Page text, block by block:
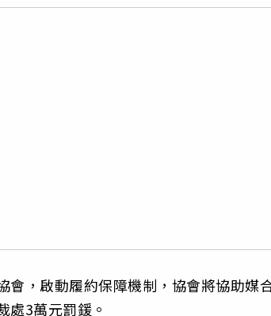
會，啟動履約保障機制，協會將協助媒
處3萬元罰鍰。